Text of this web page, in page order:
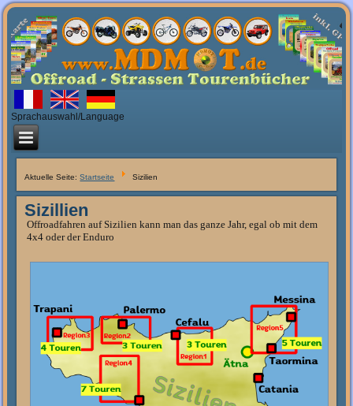
Sprachauswahl/Language
Aktuelle Seite:Startseite Sizilien
Sizillien
Offroadfahren auf Sizilien kann man das ganze Jahr, egal ob mit dem
4x4 oder der Enduro